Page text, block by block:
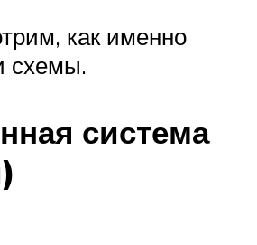
как именно
схемы.
система